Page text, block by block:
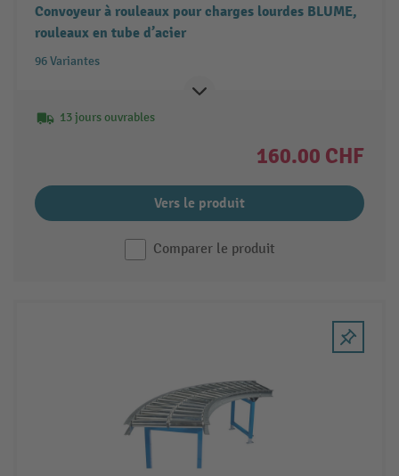
Convoyeur à rouleaux pour charges lourdes BLUME,
rouleaux en tube d’acier
96 Variantes
13 jours ouvrables
160.00 CHF
Vers le produit
Comparer le produit